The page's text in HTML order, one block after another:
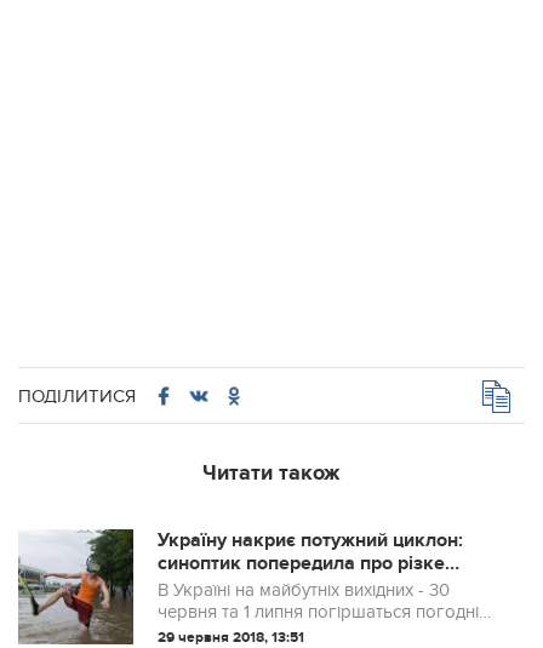
ПОДІЛИТИСЯ
Читати також
Україну накриє потужний циклон:
синоптик попередила про різке
погіршення погоди
В Україні на майбутніх вихідних - 30
червня та 1 липня погіршаться погодні
умови. У ряді регіонів очікуються зливи і
29 червня 2018, 13:51